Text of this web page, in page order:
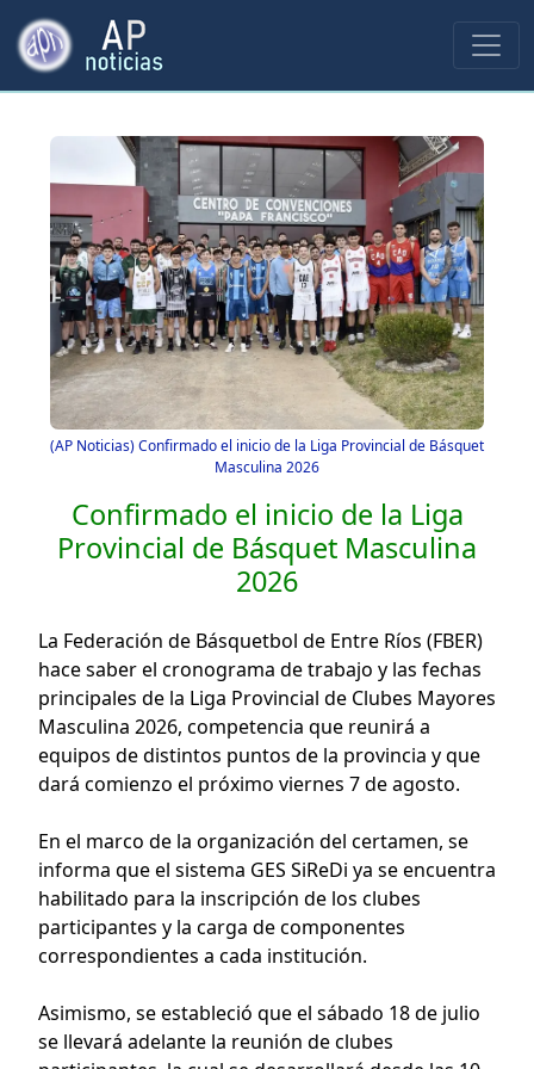
(AP Noticias) Confirmado el inicio de la Liga Provincial de Básquet
Masculina 2026
Confirmado el inicio de la Liga
Provincial de Básquet Masculina
2026
La Federación de Básquetbol de Entre Ríos (FBER)
hace saber el cronograma de trabajo y las fechas
principales de la Liga Provincial de Clubes Mayores
Masculina 2026, competencia que reunirá a
equipos de distintos puntos de la provincia y que
dará comienzo el próximo viernes 7 de agosto.
En el marco de la organización del certamen, se
informa que el sistema GES SiReDi ya se encuentra
habilitado para la inscripción de los clubes
participantes y la carga de componentes
correspondientes a cada institución.
Asimismo, se estableció que el sábado 18 de julio
se llevará adelante la reunión de clubes